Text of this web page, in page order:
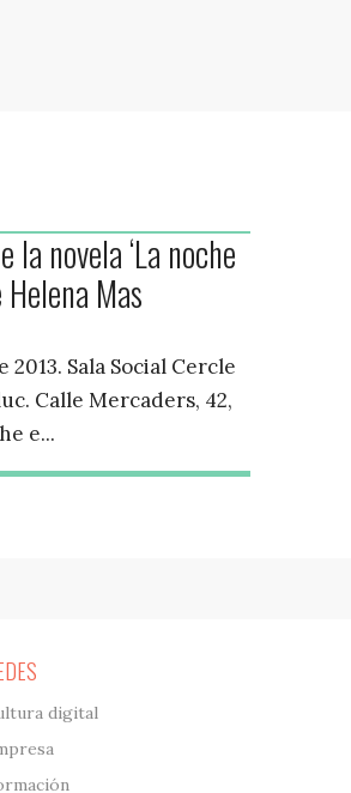
la novela ‘La noche
Helena Mas
2013. Sala Social Cercle
Calle Mercaders, 42,
e...
digital